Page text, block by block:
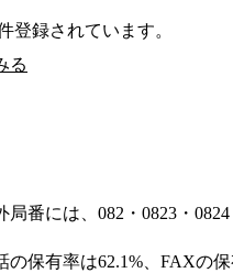
登録されています。
る
番には、082・0823・0824
保有率は62.1%、FAXの